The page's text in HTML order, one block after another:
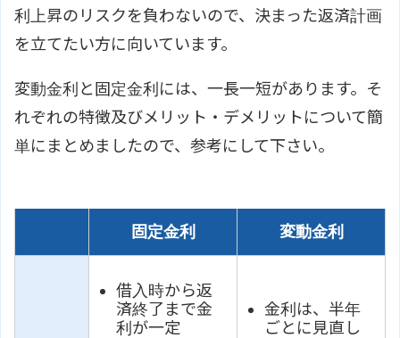
利上昇のリスクを負わないので、決まった返済計画
を立てたい方に向いています。
変動金利と固定金利には、一長一短があります。そ
れぞれの特徴及びメリット・デメリットについて簡
単にまとめましたので、参考にして下さい。
固定金利 変動金利
借入時から返
済終了まで金
利が一定
金利は、半年
ごとに見直し